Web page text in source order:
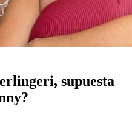
supuesta